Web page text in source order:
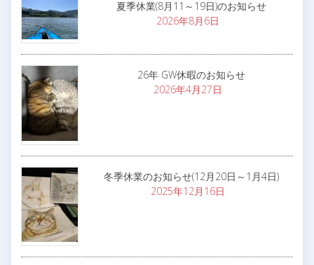
夏季休業(8月11～19日)のお知らせ
2026年8月6日
26年 GW休暇のお知らせ
2026年4月27日
冬季休業のお知らせ(12月20日～1月4日)
2025年12月16日